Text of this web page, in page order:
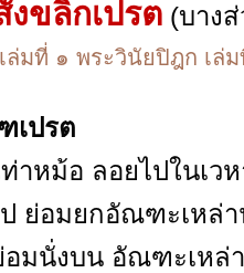
งขลิกเปรต (บาง
ล่มที่ ๑ พระวินัยปิฎก เ
เปรต
าหม้อ ลอยไปในเว
ป ย่อมยกอัณฑะเหล่
อมนั่งบน อัณฑะเหล่